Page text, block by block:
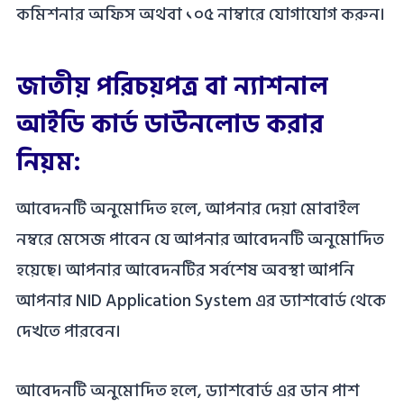
কমিশনার অফিস অথবা ১০৫ নাম্বারে যোগাযোগ করুন।
জাতীয় পরিচয়পত্র বা ন্যাশনাল
আইডি কার্ড ডাউনলোড করার
নিয়ম:
আবেদনটি অনুমোদিত হলে, আপনার দেয়া মোবাইল
নম্বরে মেসেজ পাবেন যে আপনার আবেদনটি অনুমোদিত
হয়েছে। আপনার আবেদনটির সর্বশেষ অবস্থা আপনি
আপনার NID Application System এর ড্যাশবোর্ড থেকে
দেখতে পারবেন।
আবেদনটি অনুমোদিত হলে, ড্যাশবোর্ড এর ডান পাশ